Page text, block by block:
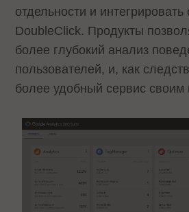
отдельности и
DoubleClick. Продукты
более глубокий анализ
пользователей, и, как
более удобный сервис своим